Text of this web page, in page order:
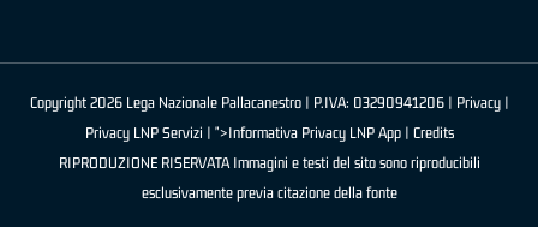
Copyright 2026 Lega Nazionale Pallacanestro | P.IVA: 03290941206 | Privacy|
Privacy LNP Servizi | ">Informativa Privacy LNP App | Credits
RIPRODUZIONE RISERVATA Immagini e testi del sito sono riproducibili
esclusivamente previa citazione della fonte